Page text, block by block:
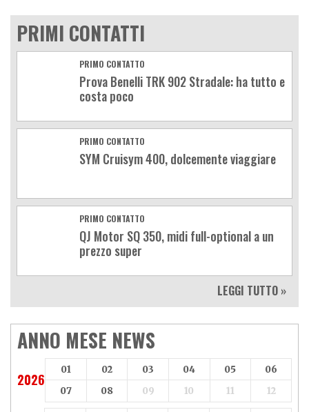
PRIMI CONTATTI
PRIMO CONTATTO
Prova Benelli TRK 902 Stradale: ha tutto e
costa poco
PRIMO CONTATTO
SYM Cruisym 400, dolcemente viaggiare
PRIMO CONTATTO
QJ Motor SQ 350, midi full-optional a un
prezzo super
LEGGI TUTTO »
ANNO MESE NEWS
2026
01 02 03 04 05
06
07
08 09 10 11 12